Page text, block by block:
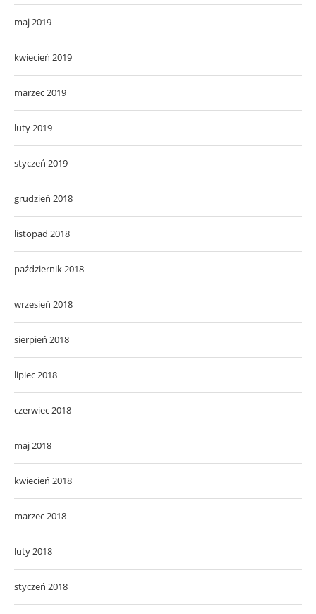
maj 2019
kwiecień 2019
marzec 2019
luty 2019
styczeń 2019
grudzień 2018
listopad 2018
październik 2018
wrzesień 2018
sierpień 2018
lipiec 2018
czerwiec 2018
maj 2018
kwiecień 2018
marzec 2018
luty 2018
styczeń 2018